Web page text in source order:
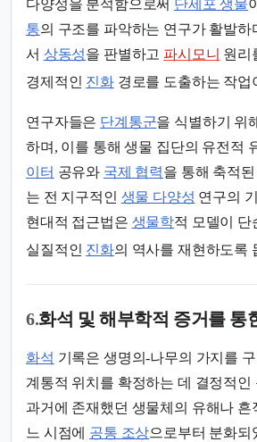
다양성을 분석함으로써 단세포 생물
통의 구조를 파악하는 연구가 활발하
서 상동성을 판별하고 파시모니 원리
경제적인 진화경로를 도출하는 작업
연구자들은 단계통군을 식별하기 위
하며, 이를 통해 생물 집단의 유전적
이터 공유와 국제 협력을 통해 축적된
는 전 지구적인 생물 다양성 연구의
현대적 접근법은 생물학적 모델이 단
실질적인 진화의 역사를 재현하도록
6.화석 및 해부학적 증거를 통
화석 기록은 생명의-나무의 가지를
계통적 위치를 확정하는 데 결정적인
과거에 존재했던 생물체의 유해나 흔
느 시점에 공통 조상으로부터 분화되